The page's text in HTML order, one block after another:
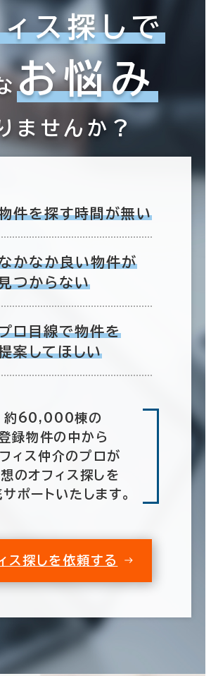
ス探しで
お悩み
ませんか？
件を探す時間が無い
かなか良い物件が
つからない
ロ目線で物件を
案してほしい
約60,000棟の
録物件の中から
ィス仲介のプロが
のオフィス探しを
ポートいたします。
ス探しを依頼する